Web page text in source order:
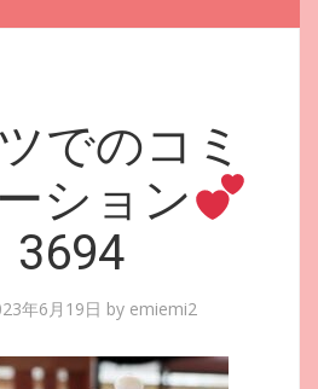
でのコミ
ション
3694
年6月19日 by emiemi2